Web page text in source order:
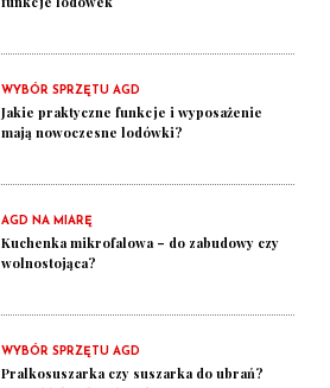
WYBÓR SPRZĘTU AGD
Jakie praktyczne funkcje i wyposażenie
mają nowoczesne lodówki?
AGD NA MIARĘ
Kuchenka mikrofalowa – do zabudowy czy
wolnostojąca?
WYBÓR SPRZĘTU AGD
Pralkosuszarka czy suszarka do ubrań?